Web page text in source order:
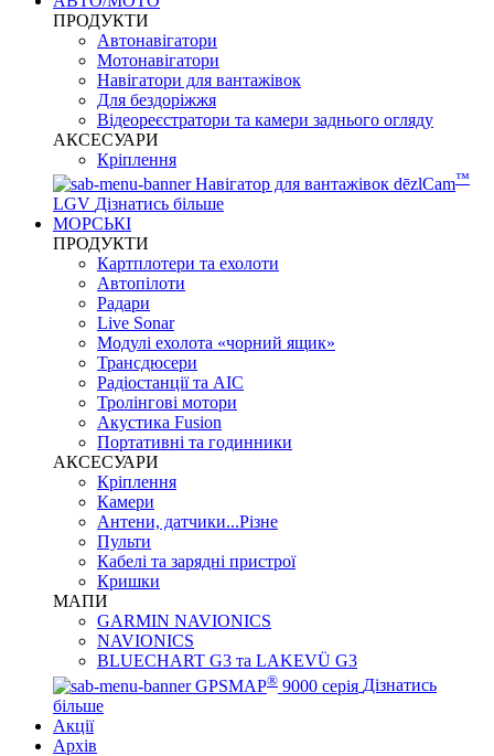
ПРОДУКТИ
Автонавігатори
Мотонавігатори
Навігатори для вантажівок
Для бездоріжжя
Відеореєстратори та камери заднього огляду
АКСЕСУАРИ
Кріплення
Навігатор для вантажівок dēzlCam™
LGV Дізнатись більше
МОРСЬКІ
ПРОДУКТИ
Картплотери та ехолоти
Автопілоти
Радари
Live Sonar
Модулі ехолота «чорний ящик»
Трансдюсери
Радіостанції та АІС
Тролінгові мотори
Акустика Fusion
Портативні та годинники
АКСЕСУАРИ
Кріплення
Камери
Антени, датчики...Різне
Пульти
Кабелі та зарядні пристрої
Кришки
МАПИ
GARMIN NAVIONICS
NAVIONICS
BLUECHART G3 та LAKEVÜ G3
GPSMAP® 9000 серія Дізнатись
більше
Акції
Архів